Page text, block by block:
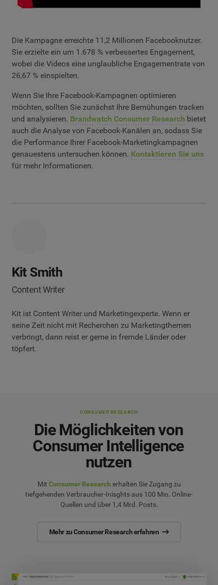
Die Kampagne erreichte 11,2 Millionen Facebooknutzer.
Sie erzielte ein um 1.678 % verbessertes Engagement,
wobei die Videos eine unglaubliche Engagementrate von
26,67 % einspielten.
Wenn Sie Ihre Facebook-Kampagnen optimieren
möchten, sollten Sie zunächst Ihre Bemühungen tracken
und analysieren. Brandwatch Consumer Research bietet
auch die Analyse von Facebook-Kanälen an, sodass Sie
die Performance Ihrer Facebook-Marketingkampagnen
genauestens untersuchen können. Kontaktieren Sie uns
für mehr Informationen.
Kit Smith
Content Writer
Kit ist Content Writer und Marketingexperte. Wenn er
seine Zeit nicht mit Recherchen zu Marketingthemen
verbringt, dann reist er gerne in fremde Länder oder
töpfert.
CONSUMER RESEARCH
Die Möglichkeiten von
Consumer Intelligence
nutzen
Mit Consumer Research erhalten Sie Zugang zu
tiefgehenden Verbraucher-Inisghts aus 100 Mio. Online-
Quellen und über 1,4 Mrd. Posts.
Mehr zu Consumer Research erfahren